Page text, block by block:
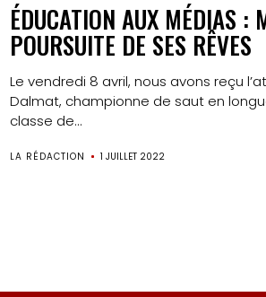
ÉDUCATION AUX MÉDIAS :
POURSUITE DE SES RÊVES
Le vendredi 8 avril, nous avons reçu
Dalmat, championne de saut en
classe de...
LA RÉDACTION 1 JUILLET 2022